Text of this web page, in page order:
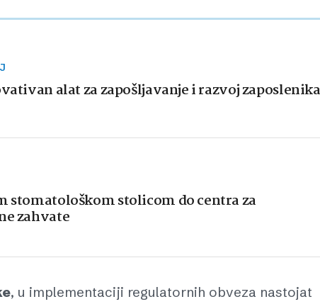
alat za zapošljavanje i razvoj zaposlenika
stomatološkom stolicom do centra za
zahvate
, u implementaciji regulatornih obveza nastojat